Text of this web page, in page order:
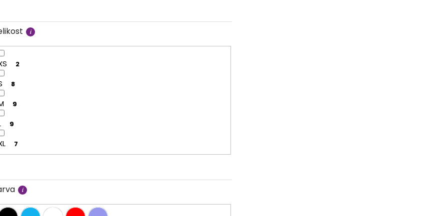
2
8
9
9
7